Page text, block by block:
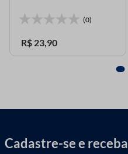
(0)
R$ 23,90
Cadastre-se e receba